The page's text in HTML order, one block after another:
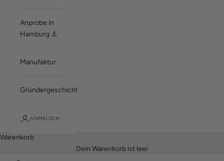
Anprobe in
Hamburg ⚓
Manufaktur
Gründergeschichte
ANMELDEN
Warenkorb
Dein Warenkorb ist leer